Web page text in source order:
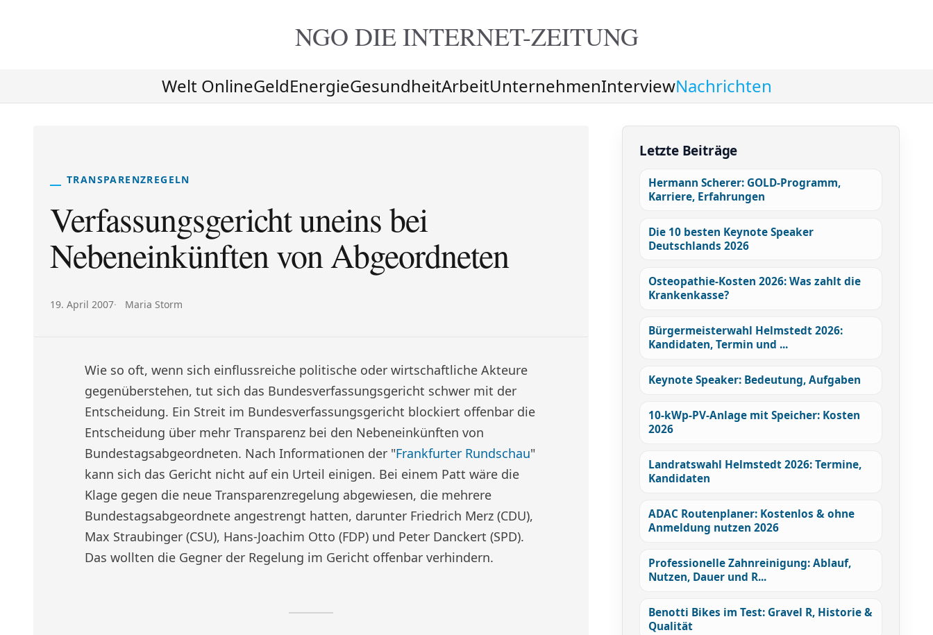
NGO DIEINTERNET-ZEITUNG
Welt OnlineGeldEnergieGesundheitArbeitUnternehmenInterviewNachrichten
TRANSPARENZREGELN
Verfassungsgericht uneins bei
Nebeneinkünften von Abgeordneten
Veröffentlicht am:
19. April 2007 Autor:
Maria Storm
Wie so oft, wenn sich einflussreiche politische oder wirtschaftliche Akteure
gegenüberstehen, tut sich das Bundesverfassungsgericht schwer mit der
Entscheidung. Ein Streit im Bundesverfassungsgericht blockiert offenbar die
Entscheidung über mehr Transparenz bei den Nebeneinkünften von
Bundestagsabgeordneten. Nach Informationen der "Frankfurter Rundschau"
kann sich das Gericht nicht auf ein Urteil einigen. Bei einem Patt wäre die
Klage gegen die neue Transparenzregelung abgewiesen, die mehrere
Bundestagsabgeordnete angestrengt hatten, darunter Friedrich Merz (CDU),
Max Straubinger (CSU), Hans-Joachim Otto (FDP) und Peter Danckert (SPD).
Das wollten die Gegner der Regelung im Gericht offenbar verhindern.
Letzte Beiträge
Hermann Scherer: GOLD-Programm,
Karriere, Erfahrungen
Die 10 besten Keynote Speaker
Deutschlands 2026
Osteopathie-Kosten 2026: Was zahlt die
Krankenkasse?
Bürgermeisterwahl Helmstedt 2026:
Kandidaten, Termin und ...
Keynote Speaker: Bedeutung, Aufgaben
10-kWp-PV-Anlage mit Speicher: Kosten
2026
Landratswahl Helmstedt 2026: Termine,
Kandidaten
ADAC Routenplaner: Kostenlos & ohne
Anmeldung nutzen 2026
Professionelle Zahnreinigung: Ablauf,
Nutzen, Dauer und R...
Benotti Bikes im Test: Gravel R, Historie &
Qualität